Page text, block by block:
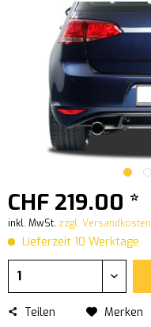
CHF 219.00 *
inkl. MwSt. zzgl. Versandkosten
Lieferzeit 10 Werktage
Teilen Merken